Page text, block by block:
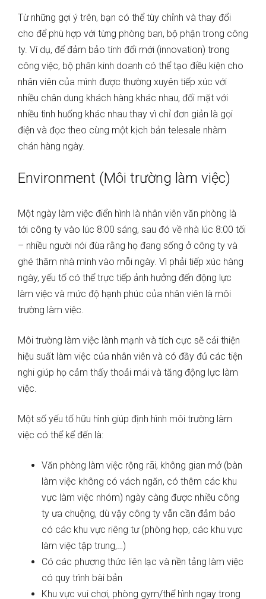
Từ những gợi ý trên, bạn có thể tùy chỉnh và thay đổi
cho để phù hợp với từng phòng ban, bộ phận trong công
ty. Ví dụ, để đảm bảo tính đổi mới (innovation) trong
công việc, bộ phân kinh doanh có thể tạo điều kiện cho
nhân viên của mình được thường xuyên tiếp xúc với
nhiều chân dung khách hàng khác nhau, đối mặt với
nhiều tình huống khác nhau thay vì chỉ đơn giản là gọi
điện và đọc theo cùng một kịch bản telesale nhàm
chán hàng ngày.
Environment (Môi trường làm việc)
Một ngày làm việc điển hình là nhân viên văn phòng là
tới công ty vào lúc 8:00 sáng, sau đó về nhà lúc 8:00 tối
– nhiều người nói đùa rằng họ đang sống ở công ty và
ghé thăm nhà mình vào mỗi ngày. Vì phải tiếp xúc hàng
ngày, yếu tố có thể trực tiếp ảnh hưởng đến động lực
làm việc và mức độ hạnh phúc của nhân viên là môi
trường làm việc.
Môi trường làm việc lành mạnh và tích cực sẽ cải thiện
hiệu suất làm việc của nhân viên và có đầy đủ các tiện
nghi giúp họ cảm thấy thoải mái và tăng động lực làm
việc.
Một số yếu tố hữu hình giúp định hình môi trường làm
việc có thể kể đến là:
Văn phòng làm việc rộng rãi, không gian mở (bàn
làm việc không có vách ngăn, có thêm các khu
vực làm việc nhóm) ngày càng được nhiều công
ty ưa chuộng, dù vậy công ty vẫn cần đảm bảo
có các khu vực riêng tư (phòng họp, các khu vực
làm việc tập trung,…)
Có các phương thức liên lạc và nền tảng làm việc
có quy trình bài bản
Khu vực vui chơi, phòng gym/thể hình ngay trong